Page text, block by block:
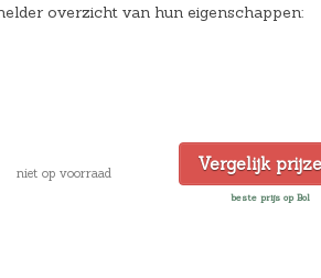
overzicht van hun eigenschappen:
niet op voorraad Vergelijk
beste prijs op Bol